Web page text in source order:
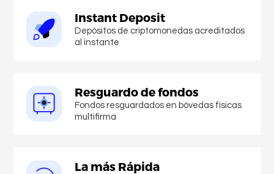
Instant Deposit
Depósitos de criptomonedas acreditados
al instante
Resguardo de fondos
Fondos resguardados en bóvedas físicas
multifirma
La más Rápida